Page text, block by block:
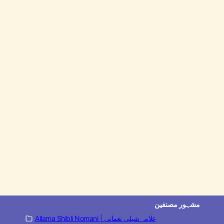
مشہور مصنفین
Allama Shibli Nomani | علامہ شبلی نعمانی